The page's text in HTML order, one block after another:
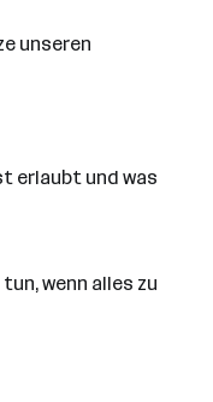
unseren
erlaubt und was
wenn alles zu